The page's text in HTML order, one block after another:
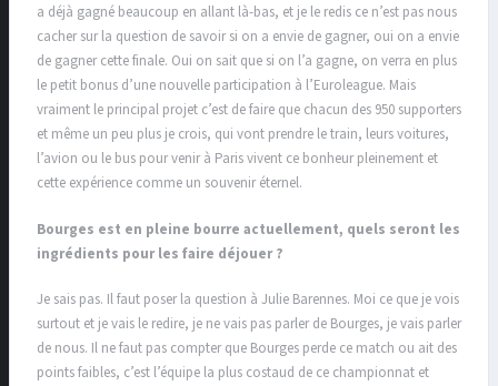
a déjà gagné beaucoup en allant là-bas, et je le redis ce n’est pas nous
cacher sur la question de savoir si on a envie de gagner, oui on a envie
de gagner cette finale. Oui on sait que si on l’a gagne, on verra en plus
le petit bonus d’une nouvelle participation à l’Euroleague. Mais
vraiment le principal projet c’est de faire que chacun des 950 supporters
et même un peu plus je crois, qui vont prendre le train, leurs voitures,
l’avion ou le bus pour venir à Paris vivent ce bonheur pleinement et
cette expérience comme un souvenir éternel.
Bourges est en pleine bourre actuellement, quels seront les
ingrédients pour les faire déjouer ?
Je sais pas. Il faut poser la question à Julie Barennes. Moi ce que je vois
surtout et je vais le redire, je ne vais pas parler de Bourges, je vais parler
de nous. Il ne faut pas compter que Bourges perde ce match ou ait des
points faibles, c’est l’équipe la plus costaud de ce championnat et